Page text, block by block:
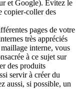
et Google). Evitez le
copier-coller des
pages de votre
très appréciés
interne, vous
à ce sujet sur
des produits
servir à créer du
aussi, si possible, un